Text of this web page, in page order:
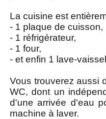
La cuisine est
- 1 plaque de cuisson,
- 1 réfrigérateur,
- 1 four,
- et enfin 1 lave-
Vous trouverez aussi
WC, dont un
d'une arrivée d'eau
machine à laver.